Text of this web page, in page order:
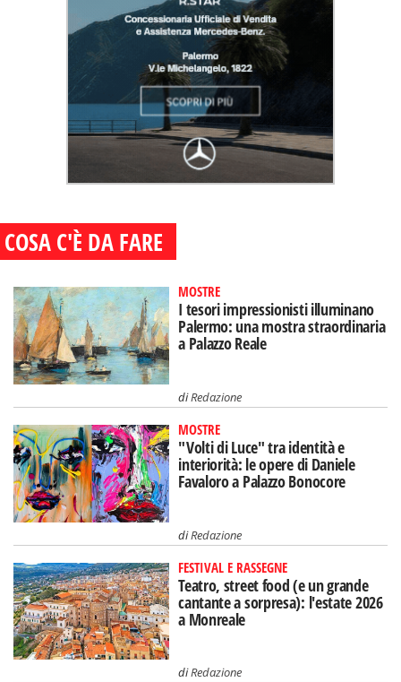
COSA C'È DA FARE
MOSTRE
I tesori impressionisti illuminano
Palermo: una mostra straordinaria
a Palazzo Reale
diRedazione
MOSTRE
"Volti di Luce" tra identità e
interiorità: le opere di Daniele
Favaloro a Palazzo Bonocore
diRedazione
FESTIVAL E RASSEGNE
Teatro, street food (e un grande
cantante a sorpresa): l'estate 2026
a Monreale
diRedazione